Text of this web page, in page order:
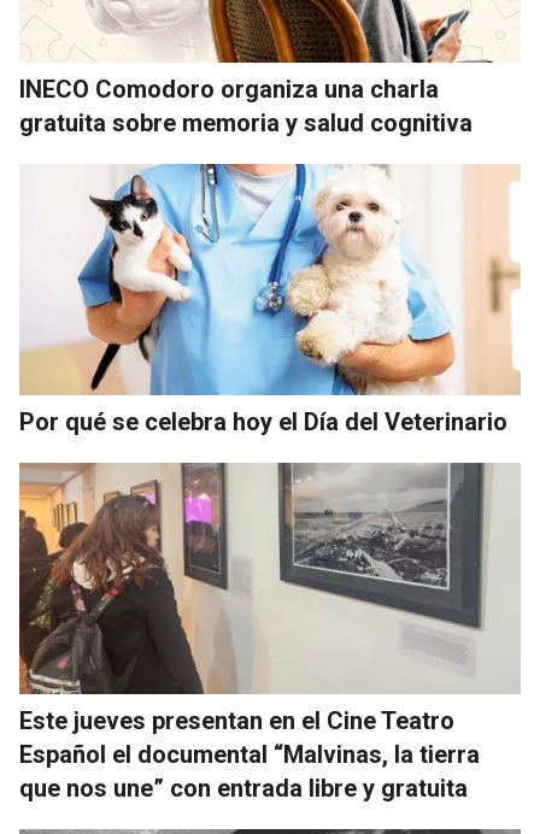
INECO Comodoro organiza una charla
gratuita sobre memoria y salud cognitiva
Por qué se celebra hoy el Día del Veterinario
Este jueves presentan en el Cine Teatro
Español el documental “Malvinas, la tierra
que nos une” con entrada libre y gratuita